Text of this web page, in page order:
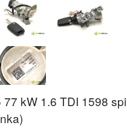
kW 1.6 TDI 1598